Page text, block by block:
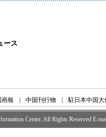
ース
画報 中国刊行物 駐日本中国大
Center. All Rights Reserved E-